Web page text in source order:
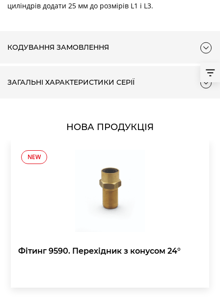
циліндрів додати 25 мм до розмірів L1 і L3.
КОДУВАННЯ ЗАМОВЛЕННЯ
ЗАГАЛЬНІ ХАРАКТЕРИСТИКИ СЕРІЇ
НОВА ПРОДУКЦІЯ
NEW
Фітинг 9590. Перехідник з конусом 24°